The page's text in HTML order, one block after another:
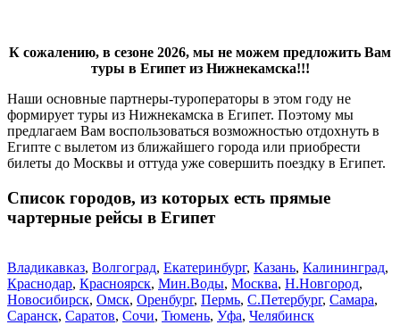
К сожалению, в сезоне 2026, мы не можем предложить Вам
туры в Египет из Нижнекамска!!!
Наши основные партнеры-туроператоры в этом году не
формирует туры из Нижнекамска в Египет. Поэтому мы
предлагаем Вам воспользоваться возможностью отдохнуть в
Египте с вылетом из ближайшего города или приобрести
билеты до Москвы и оттуда уже совершить поездку в Египет.
Список городов, из которых есть прямые
чартерные рейсы в Египет
Владикавказ, Волгоград, Екатеринбург, Казань, Калининград,
Краснодар, Красноярск, Мин.Воды, Москва, Н.Новгород,
Новосибирск, Омск, Оренбург, Пермь, С.Петербург, Самара,
Саранск, Саратов, Сочи, Тюмень, Уфа, Челябинск